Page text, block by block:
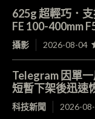
625g 超輕巧．
FE 100-400mm
攝影 2026-08-04
Telegram 因單
短暫下架後迅速
科技新聞 2026-